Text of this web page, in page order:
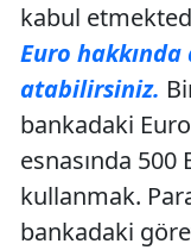
kabul
Euro
atabilirsiniz.
bankadaki
esnasında 500
kullanmak.
bankadaki